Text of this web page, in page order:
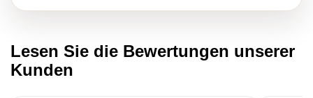
Lesen Sie die Bewertungen unserer
Kunden